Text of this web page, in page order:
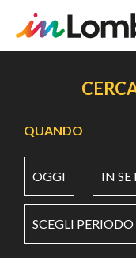
principale
QUANDO
OGGI IN
SCEGLI PERIODO